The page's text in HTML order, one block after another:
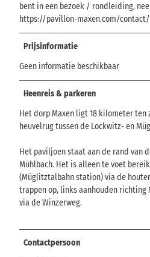
bent in een bezoek / rondleiding,
https://pavillon-maxen.com/contact/
Prijsinformatie
Geen informatie beschikbaar
Heenreis & parkeren
Het dorp Maxen ligt 18 kilometer ten
heuvelrug tussen de Lockwitz- en
Het paviljoen staat aan de rand van
Mühlbach. Het is alleen te voet
(Müglitztalbahn station) via de
trappen op, links aanhouden richting
via de Winzerweg.
Contactpersoon